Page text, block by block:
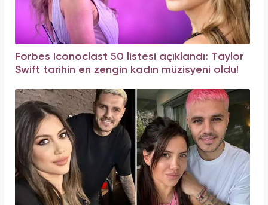
Forbes Iconoclast 50 listesi açıklandı: Taylor
Swift tarihin en zengin kadın müzisyeni oldu!